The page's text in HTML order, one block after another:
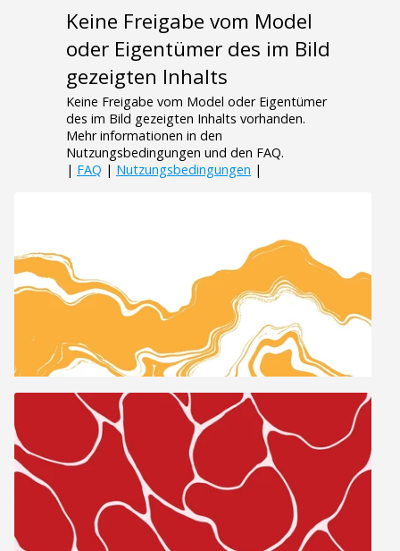
Keine Freigabe vom Model
oder Eigentümer des im Bild
gezeigten Inhalts
Keine Freigabe vom Model oder Eigentümer
des im Bild gezeigten Inhalts vorhanden.
Mehr informationen in den
Nutzungsbedingungen und den FAQ.
| FAQ | Nutzungsbedingungen |